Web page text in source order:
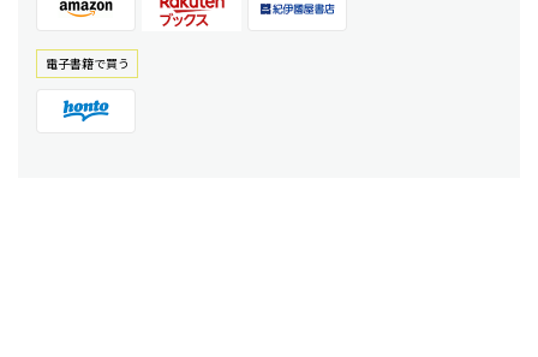
電⼦書籍で買う